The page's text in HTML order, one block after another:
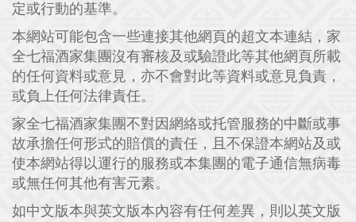
定或行動的基準。
本網站可能包含一些連接其他網頁的超文本連結，家
全七福酒家集團沒有審核及或驗證此等其他網頁所載
的任何資料或意見，亦不會對此等資料或意見負責，
或負上任何法律責任。
家全七福酒家集團不對因網絡或托管服務的中斷或事
故承擔任何形式的賠償的責任，且不保證本網站及或
使本網站得以運行的服務或本集團的電子通信無病毒
或無任何其他有害元素。
如中文版本與英文版本內容有任何差異，則以英文版